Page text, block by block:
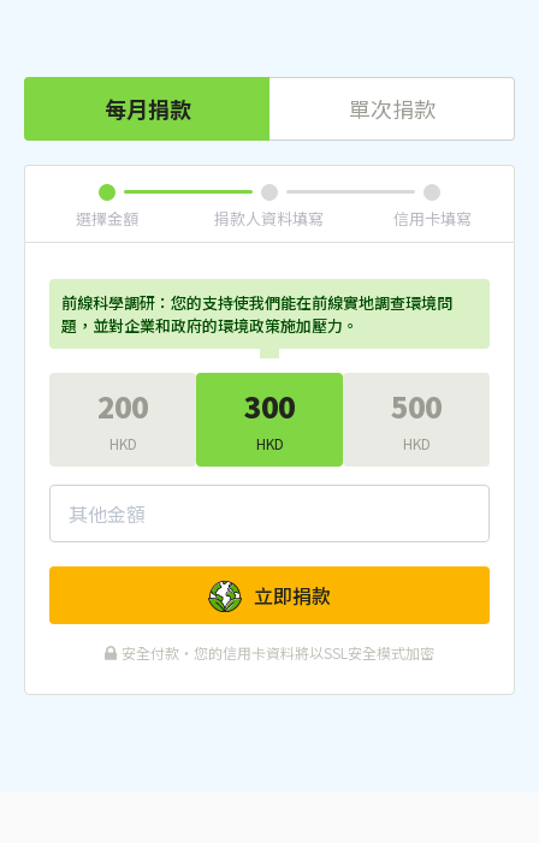
每月捐款 單次捐款
選擇金額 捐款人資料填寫 信用卡填寫
200
HKD
300
HKD
500
HKD
前線科學調研：您的支持使我們能在前線實地調查環境問
題，並對企業和政府的環境政策施加壓力。
立即捐款
安全付款・您的信用卡資料將以SSL安全模式加密